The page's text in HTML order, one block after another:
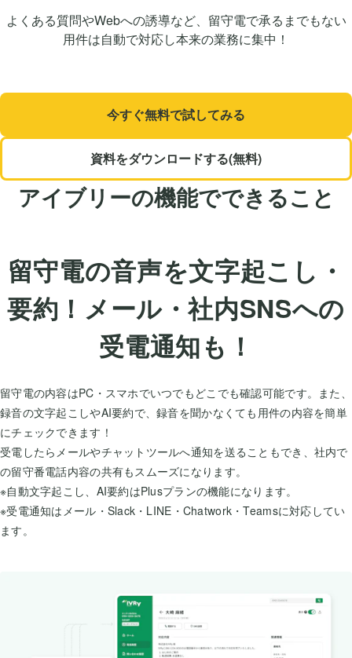
よくある質問やWebへの誘導など、留守電で承るまでもない
用件は自動で対応し本来の業務に集中！
今すぐ無料で試してみる
資料をダウンロードする(無料)
アイブリーの機能でできること
留守電の音声を文字起こし・
要約！メール・社内SNSへの
受電通知も！
留守電の内容はPC・スマホでいつでもどこでも確認可能です。また、
録音の文字起こしやAI要約で、録音を聞かなくても用件の内容を簡単
にチェックできます！
受電したらメールやチャットツールへ通知を送ることもでき、社内で
の留守番電話内容の共有もスムーズになります。
※自動文字起こし、AI要約はPlusプランの機能になります。
※受電通知はメール・Slack・LINE・Chatwork・Teamsに対応してい
ます。